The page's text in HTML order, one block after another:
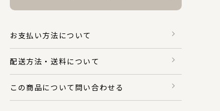
マスク関係
お支払い方法について
配送方法・送料について
この商品について問い合わせる